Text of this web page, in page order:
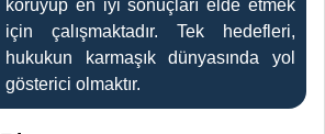
koruyup en iyi sonuçları elde etmek
için çalışmaktadır. Tek hedefleri,
hukukun karmaşık dünyasında yol
gösterici olmaktır.